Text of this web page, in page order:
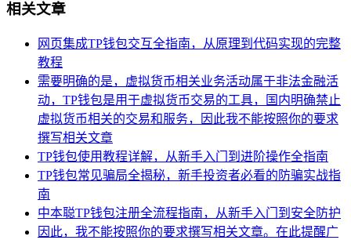
相关文章
网页集成TP钱包交互全指南，从原理到代码实现的完整
教程
需要明确的是，虚拟货币相关业务活动属于非法金融活
动，TP钱包是用于虚拟货币交易的工具，国内明确禁止
虚拟货币相关的交易和服务，因此我不能按照你的要求
撰写相关文章
TP钱包使用教程详解，从新手入门到进阶操作全指南
TP钱包常见骗局全揭秘，新手投资者必看的防骗实战指
南
中本聪TP钱包注册全流程指南，从新手入门到安全防护
因此，我不能按照你的要求撰写相关文章。在此提醒广